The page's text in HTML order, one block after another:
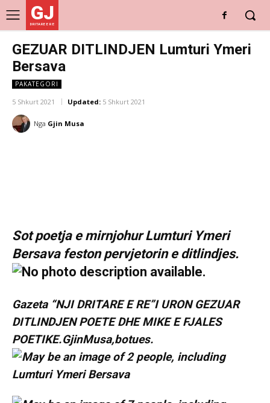
GJ
DRITARE E RE
GEZUAR DITLINDJEN Lumturi Ymeri
Bersava
PAKATEGORI
5 Shkurt 2021 Updated: 5 Shkurt 2021
Nga Gjin Musa
Sot poetja e mirnjohur Lumturi Ymeri
Bersava feston pervjetorin e ditlindjes.
Gazeta “NJI DRITARE E RE”I URON GEZUAR
DITLINDJEN POETE DHE MIKE E FJALES
POETIKE.GjinMusa,botues.